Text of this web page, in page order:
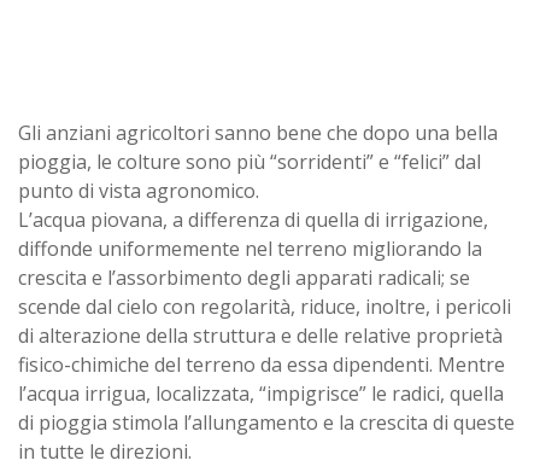
Gli anziani agricoltori sanno bene che dopo una bella
pioggia, le colture sono più “sorridenti” e “felici” dal
punto di vista agronomico.
L’acqua piovana, a differenza di quella di irrigazione,
diffonde uniformemente nel terreno migliorando la
crescita e l’assorbimento degli apparati radicali; se
scende dal cielo con regolarità, riduce, inoltre, i pericoli
di alterazione della struttura e delle relative proprietà
fisico-chimiche del terreno da essa dipendenti. Mentre
l’acqua irrigua, localizzata, “impigrisce” le radici, quella
di pioggia stimola l’allungamento e la crescita di queste
in tutte le direzioni.